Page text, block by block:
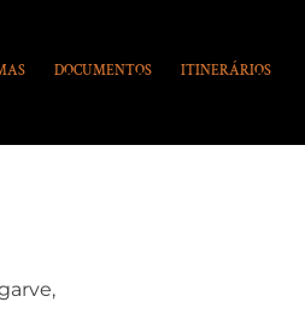
DOCUMENTOS ITINERÁRIOS